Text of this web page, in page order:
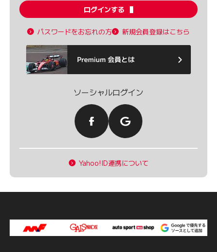
ログインする
パスワードをお忘れの方 新規会員登録はこちら
ソーシャルログイン
Yahoo!ID連携について